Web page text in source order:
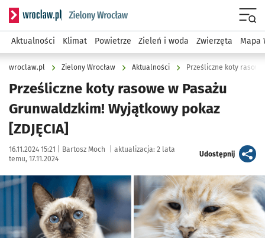
Serwis informacyjny wroclaw.pl podserwis: Środowisko we
Aktualności Klimat Powietrze Zieleń i woda Zwierzęta Mapa
wroclaw.pl Zielony Wrocław Aktualności Prześliczne koty
Prześliczne koty rasowe w Pasażu
Grunwaldzkim! Wyjątkowy pokaz
[ZDJĘCIA]
Data publikacji:
16.11.2024 15:21 | Autor:
Bartosz Moch aktualizacja: 2 lata
temu, 17.11.2024
Udostępnijartykuł
Kliknij, aby zobaczyć galerię